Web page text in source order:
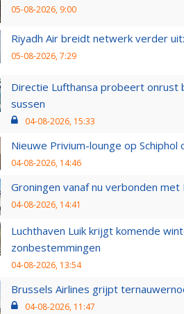
05-08-2026, 9:00
Riyadh Air breidt netwerk verder
05-08-2026, 7:29
Directie Lufthansa probeert onrust
sussen
04-08-2026, 15:33
Nieuwe Privium-lounge op
04-08-2026, 14:46
Groningen vanaf nu verbonden
04-08-2026, 14:41
Luchthaven Luik krijgt komende
zonbestemmingen
04-08-2026, 13:54
Brussels Airlines grijpt
04-08-2026, 11:47